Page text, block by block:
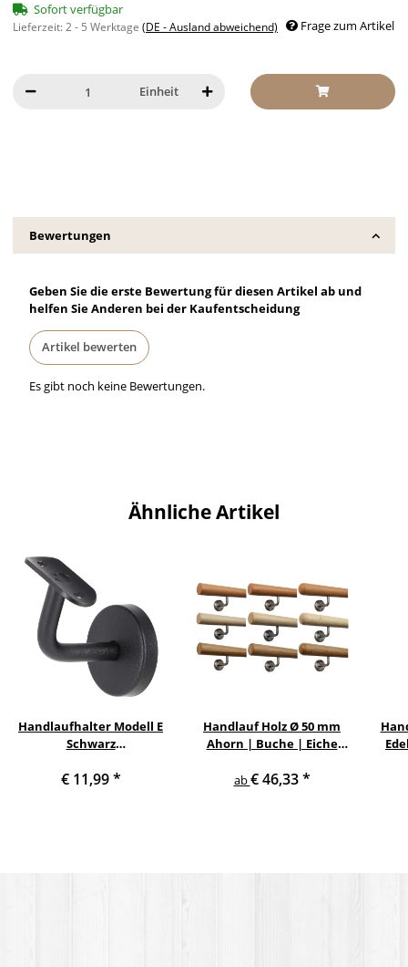
Sofort verfügbar
Lieferzeit:2 - 5 Werktage (DE - Ausland abweichend) Frage zum Artikel
Einheit
Bewertungen
Geben Sie die erste Bewertung für diesen Artikel ab und
helfen Sie Anderen bei der Kaufentscheidung
Artikel bewerten
Es gibt noch keine Bewertungen.
Ähnliche Artikel
Handlaufhalter Modell E
Schwarz
gewinkelt mit Halteplatte
€ 11,99*
Handlauf Holz Ø 50 mm
Ahorn | Buche | Eiche
verschiedenen Enden &
ab€ 46,33*